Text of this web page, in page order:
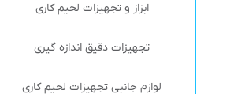
ابزاز و تجهیزات لحیم کاری
تجهیزات دقیق اندازه گیری
لوازم جانبی تجهیزات لحیم کاری